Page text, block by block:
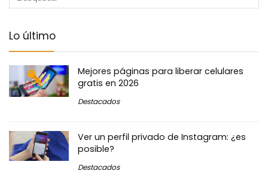
Lo último
Mejores páginas para liberar celulares
gratis en 2026
Destacados
Ver un perfil privado de Instagram: ¿es
posible?
Destacados